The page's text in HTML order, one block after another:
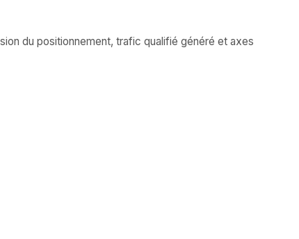
du positionnement, trafic qualifié généré et axes